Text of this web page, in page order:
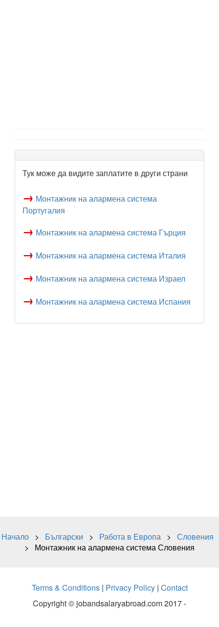
Тук може да видите заплатите в други страни
→ Монтажник на алармена система
Португалия
→ Монтажник на алармена система Гърция
→ Монтажник на алармена система Италия
→ Монтажник на алармена система Израел
→ Монтажник на алармена система Испания
Начало > Български > Работа в Европа > Словения
> Монтажник на алармена система Словения
Terms & Conditions| Privacy Policy| Contact
Copyright © jobandsalaryabroad.com 2017 -